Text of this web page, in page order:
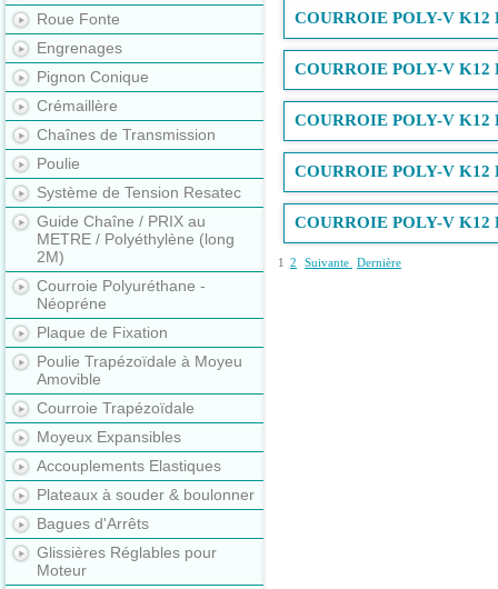
Roue Fonte
Engrenages
Pignon Conique
Crémaillère
Chaînes de Transmission
Poulie
Système de Tension Resatec
Guide Chaîne / PRIX au
METRE / Polyéthylène (long
2M)
Courroie Polyuréthane -
Néopréne
Plaque de Fixation
Poulie Trapézoïdale à Moyeu
Amovible
Courroie Trapézoïdale
Moyeux Expansibles
Accouplements Elastiques
Plateaux à souder & boulonner
Bagues d'Arrêts
Glissières Réglables pour
Moteur
COURROIE POLY-V K12
COURROIE POLY-V K12
COURROIE POLY-V K12
COURROIE POLY-V K12
COURROIE POLY-V K12
1 2 Suivante Dernière